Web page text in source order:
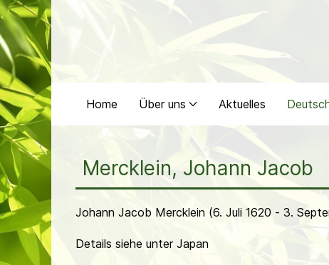
Home Über uns Aktuelles
Mercklein, Johann Jacob
Johann Jacob Mercklein (6. Juli 1620 - 3.
Details siehe unter Japan